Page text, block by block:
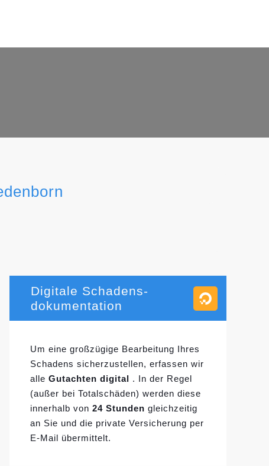
Digitale Schadens-
dokumentation
Um eine großzügige Bearbeitung Ihres
Schadens sicherzustellen, erfassen wir
alleGutachten digital
. In der Regel
(außer bei Totalschäden) werden diese
innerhalb von24 Stunden gleichzeitig
an Sie und die private Versicherung per
E-Mail übermittelt.